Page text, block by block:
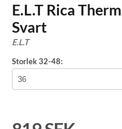
E.L.T Rica
Svart
E.L.T
Storlek 32-48: